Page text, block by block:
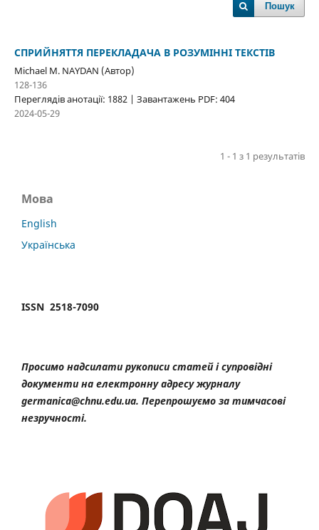
Пошук
СПРИЙНЯТТЯ ПЕРЕКЛАДАЧА В РОЗУМІННІ ТЕКСТІВ
Michael M. NAYDAN (Автор)
128-136
Переглядів анотації: 1882 | Завантажень PDF: 404
2024-05-29
1 - 1 з 1 результатів
Мова
English
Українська
ISSN 2518-7090
Просимо надсилати рукописи статей і супровідні
документи на електронну адресу журналу
germanica@chnu.edu.ua. Перепрошуємо за тимчасові
незручності.